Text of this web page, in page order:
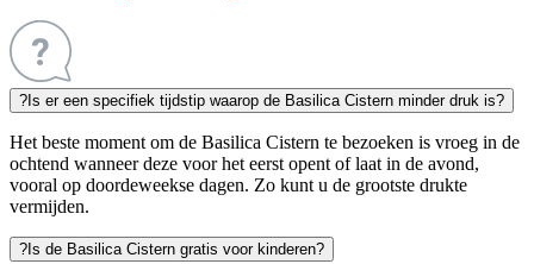
?Is er een specifiek tijdstip waarop de Basilica Cistern minder druk is?
Het beste moment om de Basilica Cistern te bezoeken is vroeg in de
ochtend wanneer deze voor het eerst opent of laat in de avond,
vooral op doordeweekse dagen. Zo kunt u de grootste drukte
vermijden.
?Is de Basilica Cistern gratis voor kinderen?